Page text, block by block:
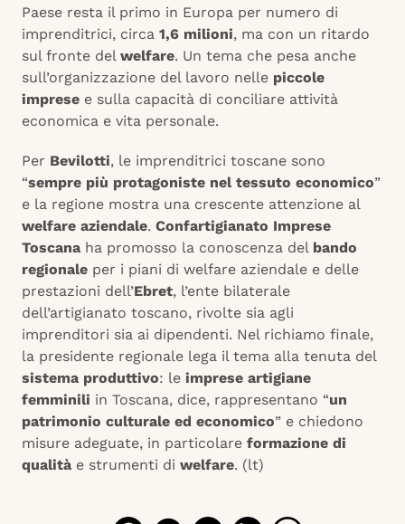
Paese resta il primo in Europa per numero di
imprenditrici, circa 1,6 milioni, ma con un ritardo
sul fronte del welfare. Un tema che pesa anche
sull’organizzazione del lavoro nelle piccole
imprese e sulla capacità di conciliare attività
economica e vita personale.
Per Bevilotti, le imprenditrici toscane sono
“sempre più protagoniste nel tessuto economico”
e la regione mostra una crescente attenzione al
welfare aziendale. Confartigianato Imprese
Toscana ha promosso la conoscenza del bando
regionale per i piani di welfare aziendale e delle
prestazioni dell’Ebret, l’ente bilaterale
dell’artigianato toscano, rivolte sia agli
imprenditori sia ai dipendenti. Nel richiamo finale,
la presidente regionale lega il tema alla tenuta del
sistema produttivo: le imprese artigiane
femminili in Toscana, dice, rappresentano “un
patrimonio culturale ed economico” e chiedono
misure adeguate, in particolare formazione di
qualità e strumenti di welfare. (lt)